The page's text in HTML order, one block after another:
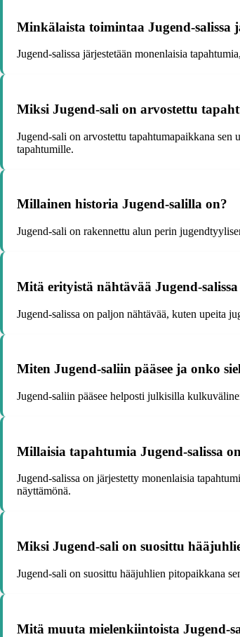
Minkälaista toimintaa Jugend-salissa
Jugend-salissa järjestetään monenlaisia
Miksi Jugend-sali on arvostettu
Jugend-sali on arvostettu tapahtumapaikkana
tapahtumille.
Millainen historia Jugend-salilla on?
Jugend-sali on rakennettu alun perin
Mitä erityistä nähtävää Jugend-
Jugend-salissa on paljon nähtävää, kuten upeita
Miten Jugend-saliin pääsee ja onko
Jugend-saliin pääsee helposti julkisilla
Millaisia tapahtumia Jugend-salissa
Jugend-salissa on järjestetty monenlaisia
näyttämönä.
Miksi Jugend-sali on suosittu
Jugend-sali on suosittu hääjuhlien pitopaikkana
Mitä muuta mielenkiintoista Jugend-